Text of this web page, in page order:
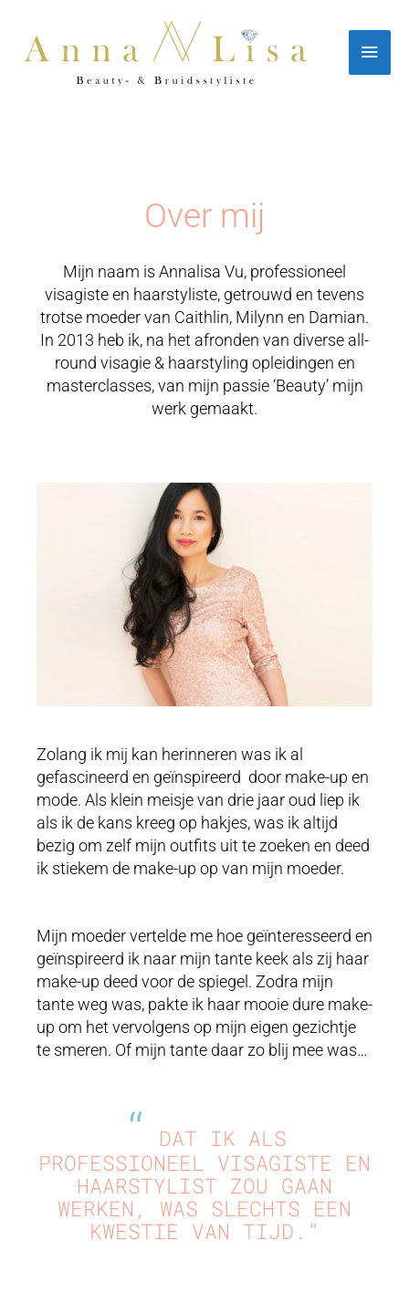
Over mij
Mijn naam is Annalisa Vu, professioneel
visagiste en haarstyliste, getrouwd en tevens
trotse moeder van Caithlin, Milynn en Damian.
In 2013 heb ik, na het afronden van diverse all-
round visagie & haarstyling opleidingen en
masterclasses, van mijn passie ‘Beauty’ mijn
werk gemaakt.
Zolang ik mij kan herinneren was ik al
gefascineerd en geïnspireerd door make-up en
mode. Als klein meisje van drie jaar oud liep ik
als ik de kans kreeg op hakjes, was ik altijd
bezig om zelf mijn outfits uit te zoeken en deed
ik stiekem de make-up op van mijn moeder.
Mijn moeder vertelde me hoe geïnteresseerd en
geïnspireerd ik naar mijn tante keek als zij haar
make-up deed voor de spiegel. Zodra mijn
tante weg was, pakte ik haar mooie dure make-
up om het vervolgens op mijn eigen gezichtje
te smeren. Of mijn tante daar zo blij mee was…
“
DAT IK ALS
PROFESSIONEEL VISAGISTE EN
HAARSTYLIST ZOU GAAN
WERKEN, WAS SLECHTS EEN
KWESTIE VAN TIJD.”